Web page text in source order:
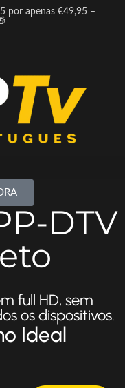
por apenas €49,95 –
DTV
full HD, sem
os dispositivos.
Ideal